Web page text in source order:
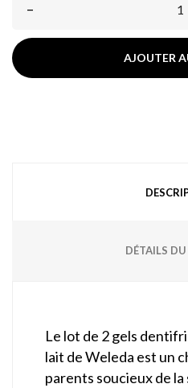
–
AJOUTER
DÉTAILS
Le lot de 2 gels
lait de Weleda est un
parents soucieux de